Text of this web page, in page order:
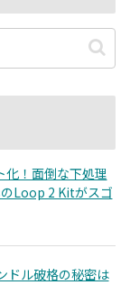
化！面倒な下処理
Loop 2 Kitがスゴ
ドル破格の秘密は